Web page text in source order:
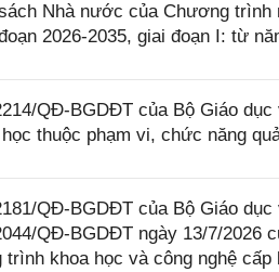
Nhà nước của Chương
2026-2035, giai đoạn I: từ
QĐ-BGDĐT của Bộ Giáo
thuộc phạm vi, chức năng
QĐ-BGDĐT của Bộ Giáo
QĐ-BGDĐT ngày 13/7/2026
khoa học và công nghệ